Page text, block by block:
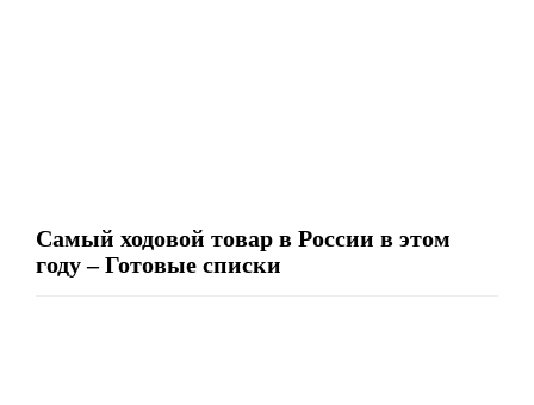
Самый ходовой товар в России в этом
году – Готовые списки